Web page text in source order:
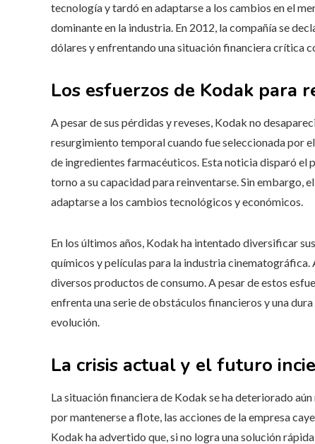
tecnología y tardó en adaptarse a los cambios en el
dominante en la industria. En 2012, la compañía se
dólares y enfrentando una situación financiera crítica
Los esfuerzos de Kodak para
A pesar de sus pérdidas y reveses, Kodak no
resurgimiento temporal cuando fue seleccionada por
de ingredientes farmacéuticos. Esta noticia disparó el
torno a su capacidad para reinventarse. Sin embargo,
adaptarse a los cambios tecnológicos y económicos.
En los últimos años, Kodak ha intentado diversificar
químicos y películas para la industria cinematográfica.
diversos productos de consumo. A pesar de estos
enfrenta una serie de obstáculos financieros y una
evolución.
La crisis actual y el futuro
La situación financiera de Kodak se ha deteriorado
por mantenerse a flote, las acciones de la empresa
Kodak ha advertido que, si no logra una solución